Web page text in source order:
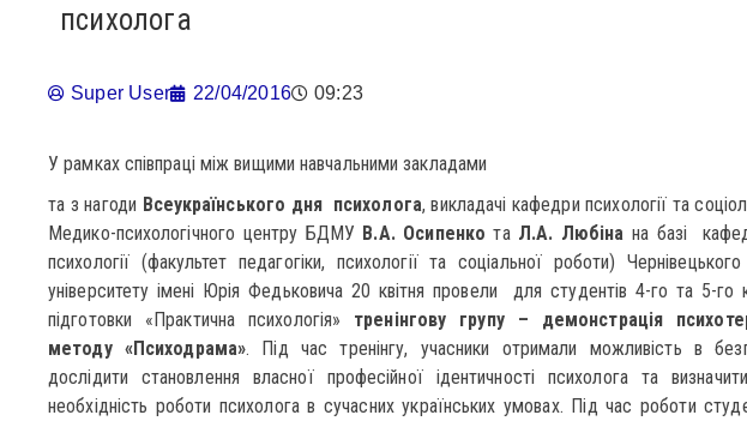
психолога
Super User 22/04/2016 09:23
У рамках співпраці між вищими навчальними закладами
та з нагоди Всеукраїнського дня психолога, викладачі кафедри психології та
Медико-психологічного центру БДМУ В.А. Осипенко та Л.А. Любіна на базі
психології (факультет педагогіки, психології та соціальної роботи) Чернівецького
університету імені Юрія Федьковича 20 квітня провели для студентів 4-го та 5-го
підготовки «Практична психологія» тренінгову групу – демонстрація
методу «Психодрама». Під час тренінгу, учасники отримали можливість в
дослідити становлення власної професійної ідентичності психолога та
необхідність роботи психолога в сучасних українських умовах. Під час роботи